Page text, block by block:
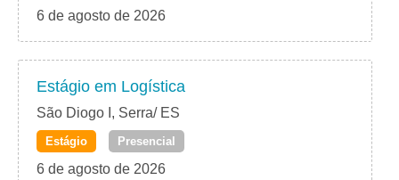
6 de agosto de 2026
Estágio em Logística
São Diogo I, Serra/ ES
Estágio Presencial
6 de agosto de 2026